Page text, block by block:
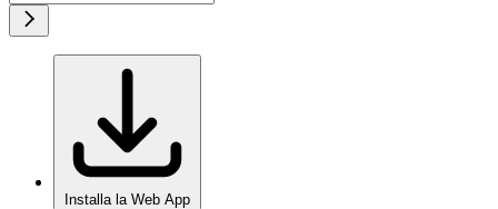
Installa la Web App